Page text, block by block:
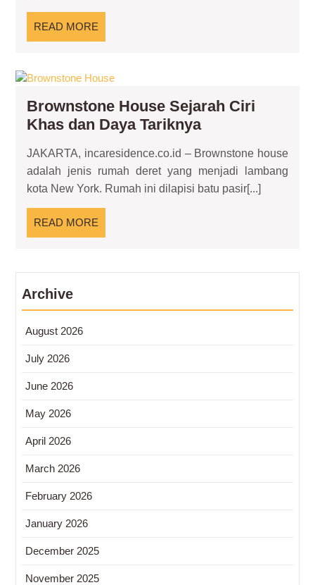
READ MORE
MORE
Brownstone
Sejarah
Ciri
dan
Daya
Tariknya
Brownstone House Sejarah Ciri
Khas dan Daya TariknyaBrownstone
Sejarah
Ciri
Khas
JAKARTA, incaresidence.co.id – Brownstone house
adalah jenis rumah deret yang menjadi lambang
kota New York. Rumah ini dilapisi batu pasir[...]
READ MORE
MORE
Archive
August 2026
July 2026
June 2026
May 2026
April 2026
March 2026
February 2026
January 2026
December 2025
November 2025